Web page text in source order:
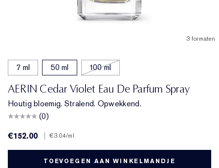
3 formaten
7 ml 50 ml 100 ml
AERIN Cedar Violet Eau De Parfum Spray
Houtig bloemig. Stralend. Opwekkend.
(0)
€152.00
€3.04/ml
TOEVOEGEN AAN WINKELMANDJE